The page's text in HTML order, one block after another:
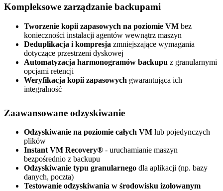
Kompleksowe zarządzanie backupami
Tworzenie kopii zapasowych na poziomie VM bez
konieczności instalacji agentów wewnątrz maszyn
Deduplikacja i kompresja zmniejszające wymagania
dotyczące przestrzeni dyskowej
Automatyzacja harmonogramów backupu z granularnymi
opcjami retencji
Weryfikacja kopii zapasowych gwarantująca ich
integralność
Zaawansowane odzyskiwanie
Odzyskiwanie na poziomie całych VM lub pojedynczych
plików
Instant VM Recovery® - uruchamianie maszyn
bezpośrednio z backupu
Odzyskiwanie typu granularnego dla aplikacji (np. bazy
danych, poczta)
Testowanie odzyskiwania w środowisku izolowanym